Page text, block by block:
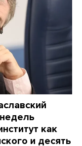
как
и десять